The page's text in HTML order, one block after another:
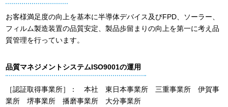
お客様満足度の向上を基本に半導体デバイス及びFPD、ソーラー、
フィルム製造装置の品質安定、製品歩留まりの向上を第一に考え品
質管理を行っています。
品質マネジメントシステムISO9001の運用
［認証取得事業所］： 本社 東日本事業所 三重事業所 伊賀事
業所 堺事業所 播磨事業所 大分事業所